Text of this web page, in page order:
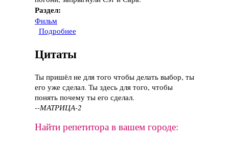
Раздел:
Фильм
Подробнее
Цитаты
Ты пришёл не для того чтобы делать выбор, ты
его уже сделал. Ты здесь для того, чтобы
понять почему ты его сделал.
--МАТРИЦА-2
Найти репетитора в вашем городе: